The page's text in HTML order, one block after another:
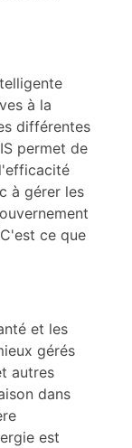
à la
différentes
permet de
à gérer les
ce que
et les
gérés
autres
dans
est